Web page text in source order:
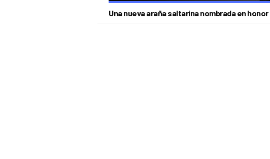
Una nueva araña saltarina nombrada en